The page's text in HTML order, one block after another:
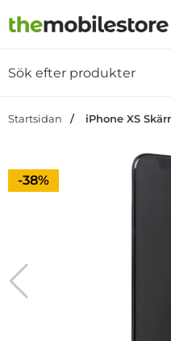
Startsidan
Startsidan iPhone XS
Priset är nedsatt med
-38%